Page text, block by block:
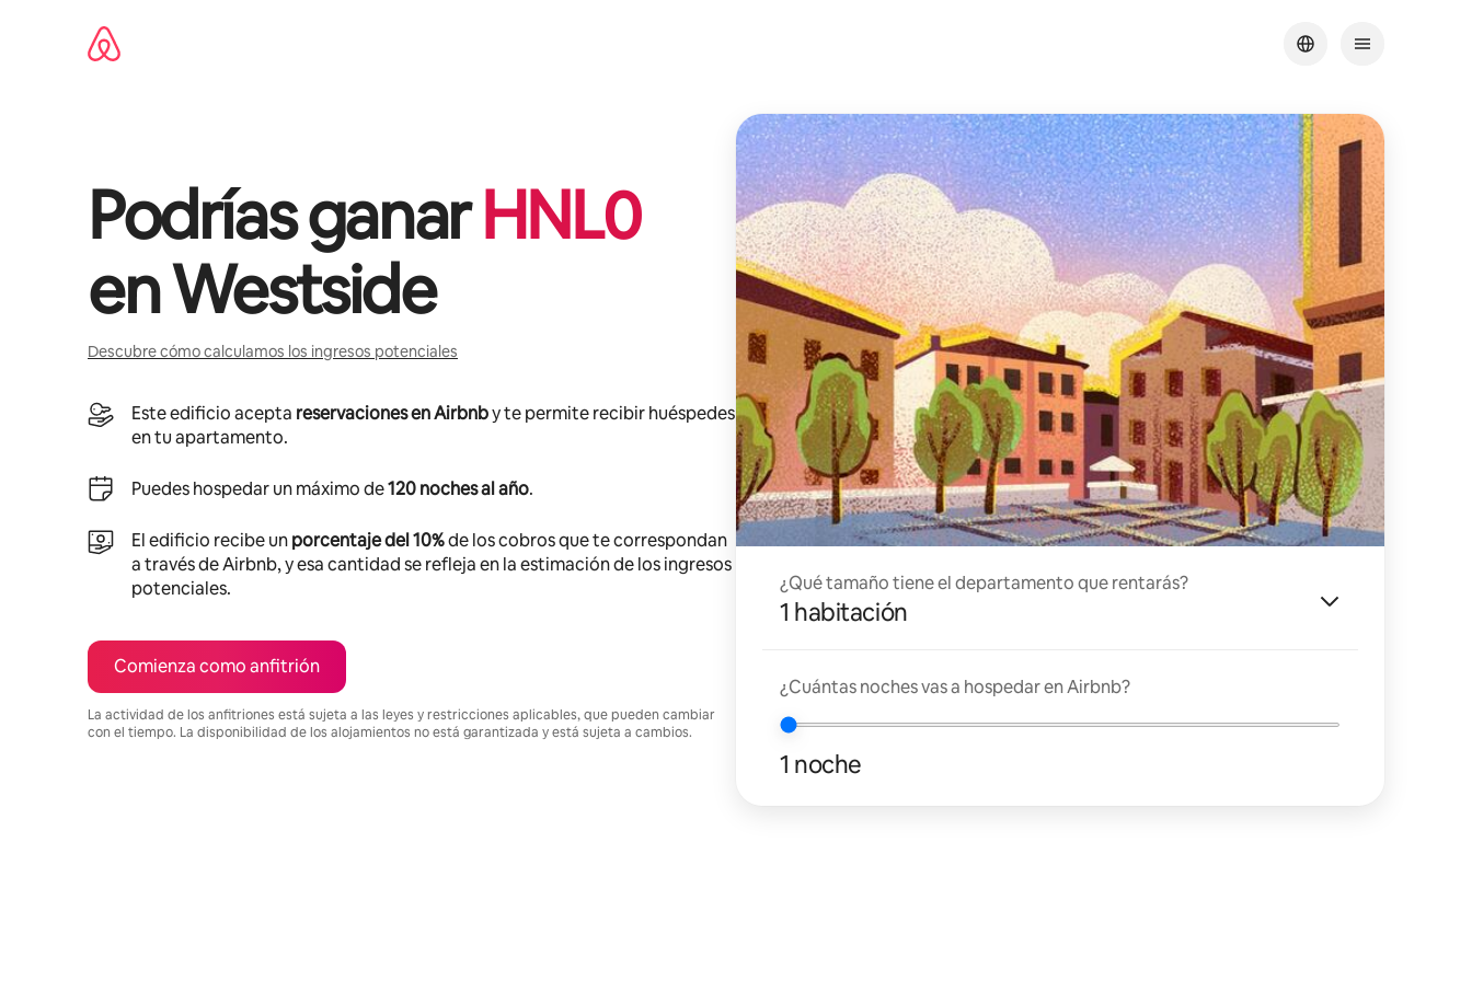
Podrías ganarHNL0
enWestside
Descubre cómo calculamos los ingresos potenciales
Este edificio acepta reservaciones en Airbnby te permite recibir huéspedes
en tu apartamento.
Puedes hospedar un máximo de120 noches al año.
El edificio recibe unporcentaje del 10%de los cobros que te correspondan
a través de Airbnb, y esa cantidad se refleja en la estimación de los ingresos
potenciales.
Comienza como anfitrión
La actividad de los anfitriones está sujeta a las leyes y restricciones aplicables, que pueden cambiar
con el tiempo. La disponibilidad de los alojamientos no está garantizada y está sujeta a cambios.
¿Qué tamaño tiene el departamento que rentarás?
1 habitación
¿Cuántas noches vas a hospedar en Airbnb?
1 noche